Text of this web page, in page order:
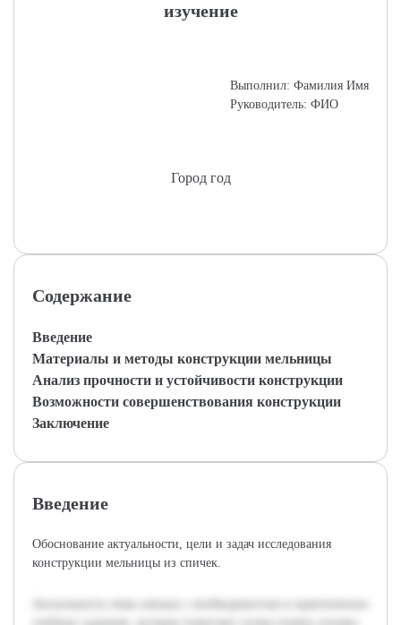
изучение
Выполнил: Фамилия Имя
Руководитель: ФИО
Город год
Содержание
Введение
Материалы и методы конструкции мельницы
Анализ прочности и устойчивости конструкции
Возможности совершенствования конструкции
Заключение
Введение
Обоснование актуальности, цели и задач исследования
конструкции мельницы из спичек.